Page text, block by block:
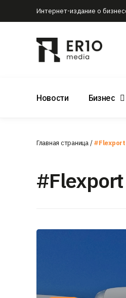
Интернет-издание о
Новости Бизнес
Главная страница/#Flexport
#Flexport